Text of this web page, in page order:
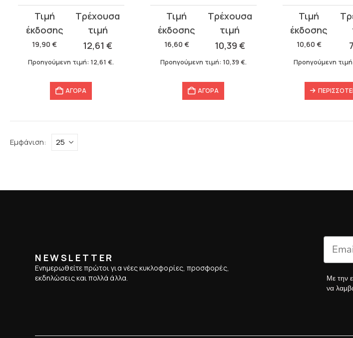
19,90€
Original
price
was:
19,90 €.
12,61€
τρέχουσα
τιμή
είναι:
Προηγούμενη τιμή: 12,61€.
ΑΓΟΡΑ
16,60 €
Original
price
was:
16,60 €.
10,39 €
τρέχουσα
τιμή
είναι:
Προηγούμενη τιμή: 10,39 €.
ΑΓΟΡΑ
10,60 €
Original
price
was:
10,60 €.
τρέχουσα
τιμή
είναι:Προηγούμενη
Εμφάνιση:
NEWSLETTER
Ενημερωθείτε πρώτοι για νέες κυκλοφορίες, προσφορές,
εκδηλώσεις και πολλά άλλα.
Με την
να